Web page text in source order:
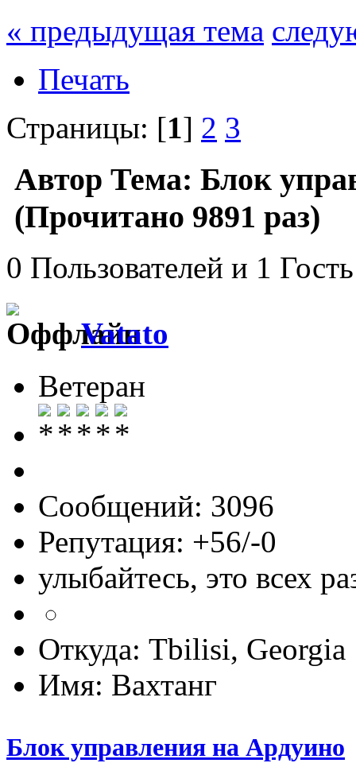
« предыдущая тема
Печать
Страницы: [1] 2 3
Автор Тема: Блок
(Прочитано 9891 раз)
0 Пользователей и 1
Vatato
Ветеран
Сообщений: 3096
Репутация: +56/-0
улыбайтесь, это всех
Откуда: Tbilisi, Georgia
Имя: Вахтанг
Блок управления на Ардуино